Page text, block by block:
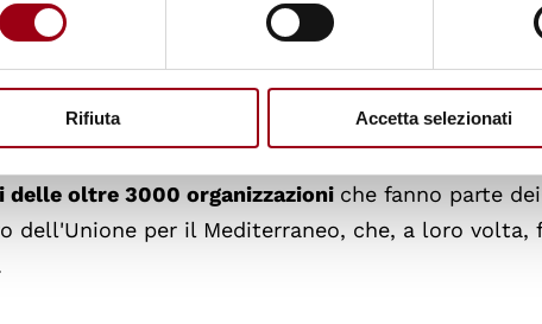
Rifiuta Accetta selezionati
partecipazione pubblica e dei giovani e
nel 2006 dalla Fondazione Anna Lindh e dal
Mediterraneo – il premio si distingue per il fatto di
oltre 3000 organizzazioni che fanno parte
dell'Unione per il Mediterraneo, che, a loro volta,